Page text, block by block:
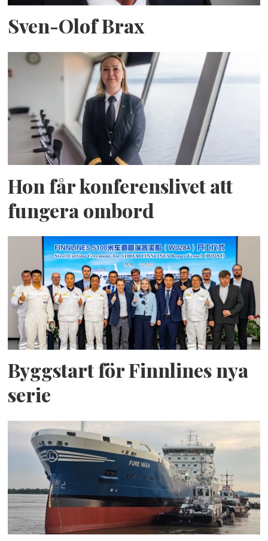
Sven-Olof Brax
Hon får konferenslivet att
fungera ombord
Byggstart för Finnlines nya
serie